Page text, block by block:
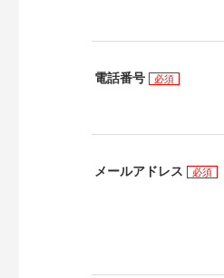
電話番号 必須
メールアドレス 必須